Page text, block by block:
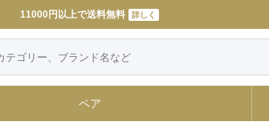
11000円以上で送料無料 詳しく
ペア